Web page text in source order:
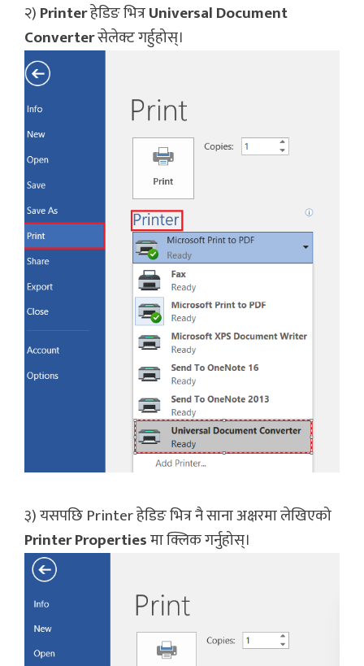
२)Printerहेडिङ भित्रUniversal Document
Converterसेलेक्ट गर्हुहोस्।
३) यसपछि Printer हेडिङ भित्र नै साना अक्षरमा लेखिएको
Printer Propertiesमा क्लिक गर्नुहोस्।